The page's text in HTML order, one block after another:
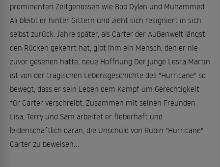
prominenten Zeitgenossen wie Bob Dylan und Muhammed
Ali bleibt er hinter Gittern und zieht sich resigniert in sich
selbst zurück. Jahre später, als Carter der Außenwelt längst
den Rücken gekehrt hat, gibt ihm ein Mensch, den er nie
zuvor gesehen hatte, neue Hoffnung Der junge Lesra Martin
ist von der tragischen Lebensgeschichte des "Hurricane" so
bewegt, dass er sein Leben dem Kampf um Gerechtigkeit
für Carter verschreibt. Zusammen mit seinen Freunden
Lisa, Terry und Sam arbeitet er fieberhaft und
leidenschaftlich daran, die Unschuld von Rubin "Hurricane"
Carter zu beweisen...